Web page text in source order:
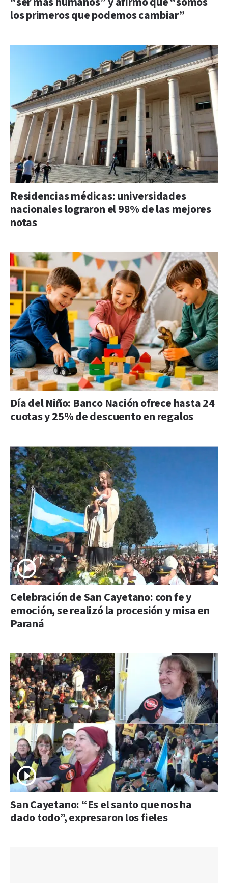
los primeros que podemos cambiar”
Residencias médicas: universidades
nacionales lograron el 98% de las mejores
notas
Día del Niño: Banco Nación ofrece hasta 24
cuotas y 25% de descuento en regalos
Celebración de San Cayetano: con fe y
emoción, se realizó la procesión y misa en
Paraná
San Cayetano: “Es el santo que nos ha
dado todo”, expresaron los fieles